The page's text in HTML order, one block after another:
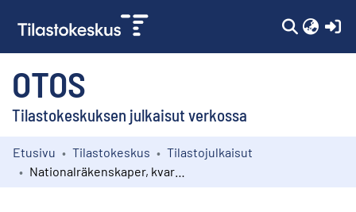
OTOS
Tilastokeskuksen julkaisut verkossa
Kokoelmat
Etusivu Tilastokeskus
Tilastojulkaisut